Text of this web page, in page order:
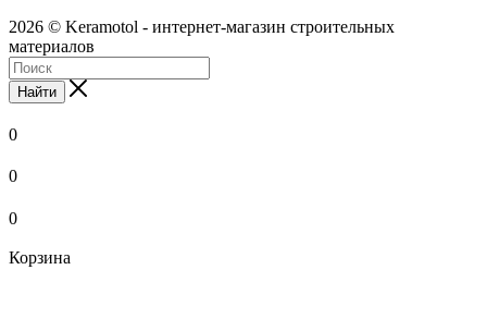
2026 © Keramotol - интернет-магазин строительных
материалов
Найти
0
0
0
Корзина